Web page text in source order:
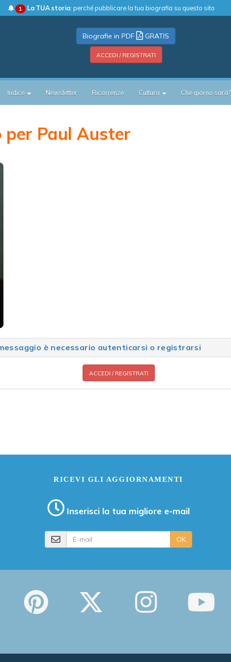
1 La TUA storia: perché pubblicare la tua biografia su questo sito
Biografie in PDF GRATIS
ACCEDI / REGISTRATI
Indice Newsletter Ricorrenze Cultura Che giorno sarà?
per Paul Auster
è necessario autenticarsi o registrarsi
ACCEDI / REGISTRATI
RICEVI GLI AGGIORNAMENTI
Inserisci la tua migliore e-mail
OK